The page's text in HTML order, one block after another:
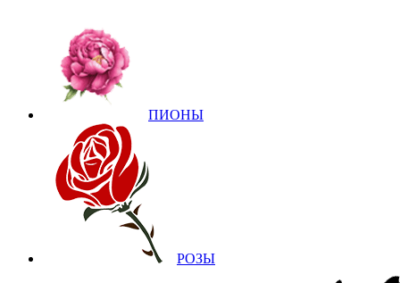
ПИОНЫ
РОЗЫ